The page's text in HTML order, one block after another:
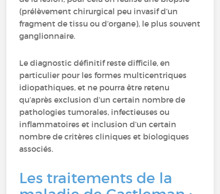
(prélèvement chirurgical peu invasif d’un
fragment de tissu ou d’organe), le plus souvent
ganglionnaire.
Le diagnostic définitif reste difficile, en
particulier pour les formes multicentriques
idiopathiques, et ne pourra être retenu
qu’après exclusion d’un certain nombre de
pathologies tumorales, infectieuses ou
inflammatoires et inclusion d’un certain
nombre de critères cliniques et biologiques
associés.
Les traitements de la